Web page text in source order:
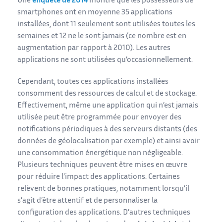
smartphones ont en moyenne 35 applications
installées, dont 11 seulement sont utilisées toutes les
semaines et 12 ne le sont jamais (ce nombre est en
augmentation par rapport à 2010). Les autres
applications ne sont utilisées qu’occasionnellement.
Cependant, toutes ces applications installées
consomment des ressources de calcul et de stockage.
Effectivement, même une application qui n’est jamais
utilisée peut être programmée pour envoyer des
notifications périodiques à des serveurs distants (des
données de géolocalisation par exemple) et ainsi avoir
une consommation énergétique non négligeable.
Plusieurs techniques peuvent être mises en œuvre
pour réduire l’impact des applications. Certaines
relèvent de bonnes pratiques, notamment lorsqu’il
s’agit d’être attentif et de personnaliser la
configuration des applications. D’autres techniques